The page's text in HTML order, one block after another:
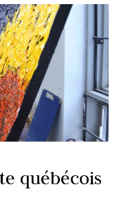
québécois